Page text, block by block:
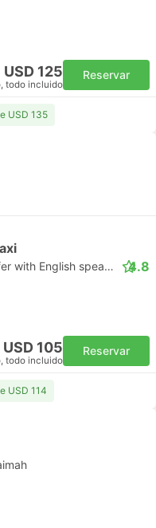
USD 125
todo incluido
Reservar
USD 135
Daytrip private transfer with English speaking driver 4.8
USD 105
todo incluido
Reservar
USD 114